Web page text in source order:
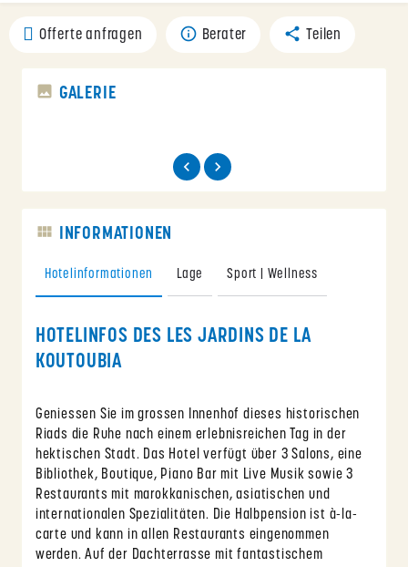
Offerte anfragen Berater Teilen
GALERIE
INFORMATIONEN
Hotelinformationen Lage Sport | Wellness
HOTELINFOS DES LES JARDINS DE LA
KOUTOUBIA
Geniessen Sie im grossen Innenhof dieses historischen
Riads die Ruhe nach einem erlebnisreichen Tag in der
hektischen Stadt. Das Hotel verfügt über 3 Salons, eine
Bibliothek, Boutique, Piano Bar mit Live Musik sowie 3
Restaurants mit marokkanischen, asiatischen und
internationalen Spezialitäten. Die Halbpension ist à-la-
carte und kann in allen Restaurants eingenommen
werden. Auf der Dachterrasse mit fantastischem